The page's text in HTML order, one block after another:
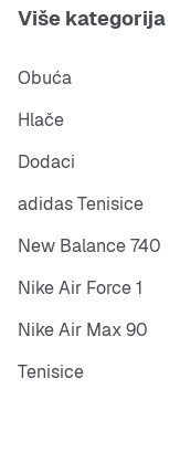
Više kategorija
Obuća
Hlače
Dodaci
adidas Tenisice
New Balance 740
Nike Air Force 1
Nike Air Max 90
Tenisice